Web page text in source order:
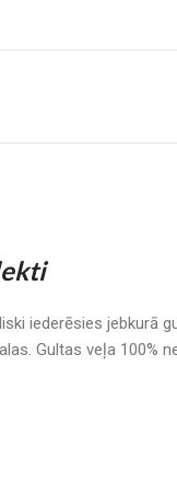
iederēsies jebkurā
Gultas veļa 100%